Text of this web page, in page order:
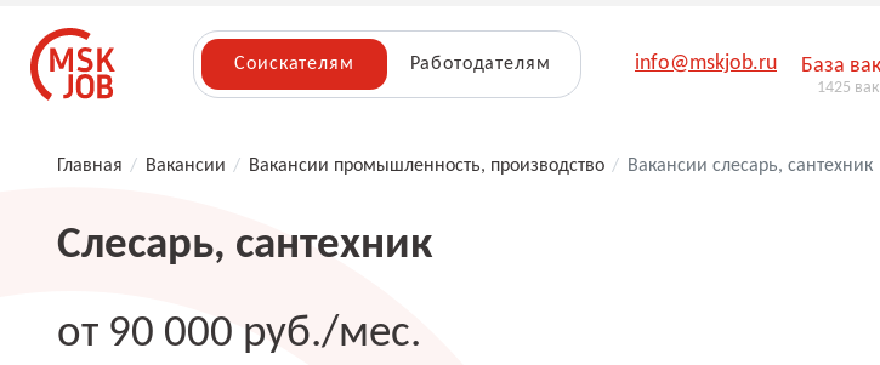
Соискателям Работодателям info@mskjob.ru База
1425
Главная / Вакансии / Вакансии промышленность, производство / Вакансии слесарь, сантехник
Слесарь, сантехник
от 90 000 руб./мес.